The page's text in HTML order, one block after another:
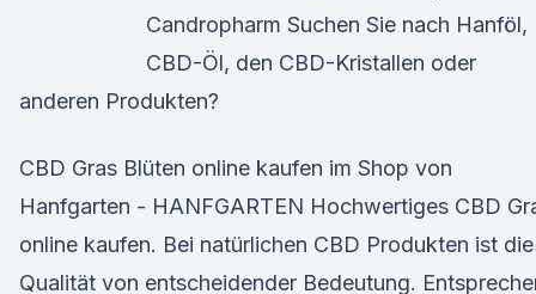
Candropharm Suchen Sie nach Hanföl,
CBD-Öl, den CBD-Kristallen oder
anderen Produkten?
CBD Gras Blüten online kaufen im Shop von
Hanfgarten - HANFGARTEN Hochwertiges CBD
online kaufen. Bei natürlichen CBD Produkten ist die
Qualität von entscheidender Bedeutung.